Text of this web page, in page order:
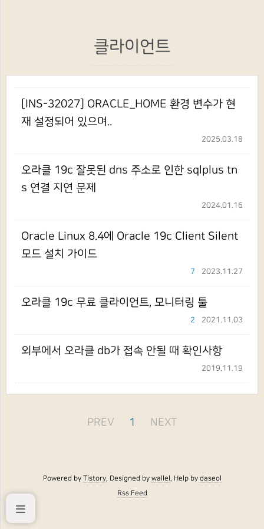
클라이언트
[INS-32027] ORACLE_HOME 환경 변수가 현
재 설정되어 있으며..
2025.03.18
오라클 19c 잘못된 dns 주소로 인한 sqlplus tn
s 연결 지연 문제
2024.01.16
Oracle Linux 8.4에 Oracle 19c Client Silent
모드 설치 가이드
2023.11.27
7
오라클 19c 무료 클라이언트, 모니터링 툴
2021.11.03
2
외부에서 오라클 db가 접속 안될 때 확인사항
2019.11.19
PREV 1 NEXT
Powered byTistory, Designed bywallel, Help bydaseol
Rss Feed